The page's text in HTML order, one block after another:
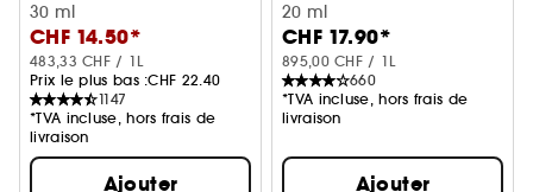
Revitalise le contour des yeux
30 ml
CHF 14.50*
483,33 CHF / 1L
Prix le plus bas :CHF 22.40
1147
*TVA incluse, hors frais de
livraison
Ajouter
20 ml
CHF 17.90*
895,00 CHF / 1L
660
*TVA incluse, hors frais de
livraison
Ajouter